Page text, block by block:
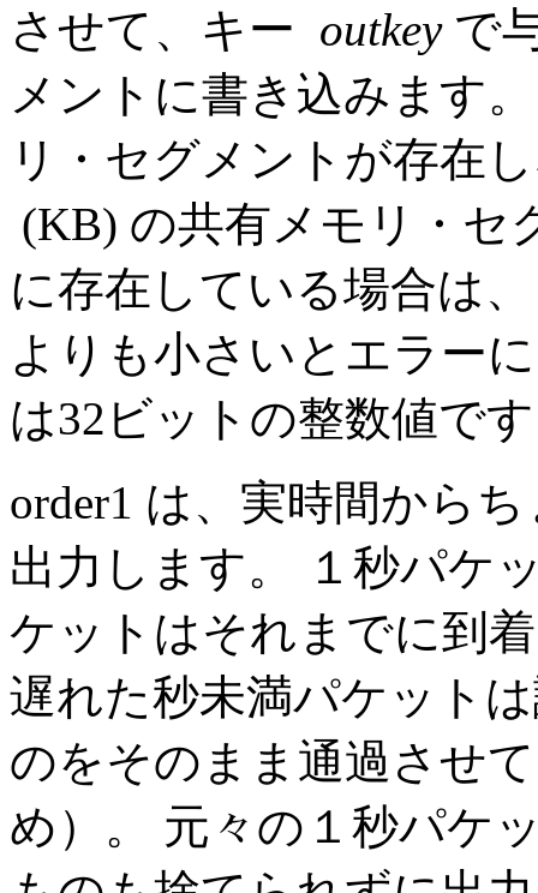
させて、キー outkeyで
メントに書き込みます
リ・セグメントが存在
(KB) の共有メモリ・セ
に存在している場合は
よりも小さいとエラー
は32ビットの整数値で
order1 は、実時間から
出力します。 １秒パケ
ケットはそれまでに到
遅れた秒未満パケット
のをそのまま通過させ
め）。 元々の１秒パケ